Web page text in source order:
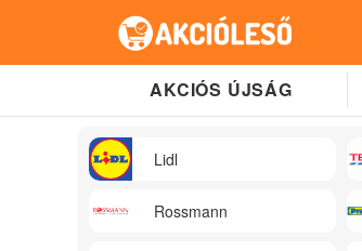
AKCIÓS ÚJSÁG
Lidl
Rossmann